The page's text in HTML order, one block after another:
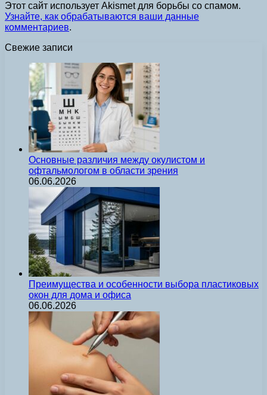
Этот сайт использует Akismet для борьбы со спамом.
Узнайте, как обрабатываются ваши данные
комментариев.
Свежие записи
Основные различия между окулистом и
офтальмологом в области зрения
06.06.2026
Преимущества и особенности выбора пластиковых
окон для дома и офиса
06.06.2026